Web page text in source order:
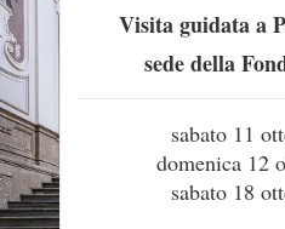
Visita guidata a
sede della
sabato 11
domenica 12
sabato 18